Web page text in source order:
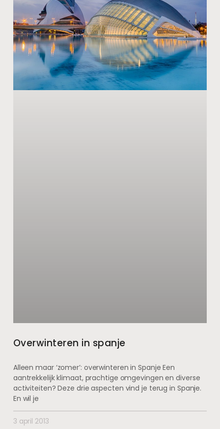
Overwinteren in spanje
Alleen maar ‘zomer’: overwinteren in Spanje Een
aantrekkelijk klimaat, prachtige omgevingen en diverse
activiteiten? Deze drie aspecten vind je terug in Spanje.
En wil je
3 april 2013